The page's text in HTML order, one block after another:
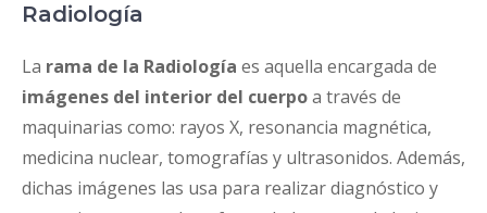
Radiología
La rama de la Radiología es aquella encargada de
imágenes del interior del cuerpoa través de
maquinarias como: rayos X, resonancia magnética,
medicina nuclear, tomografías y ultrasonidos. Además,
dichas imágenes las usa para realizar diagnóstico y